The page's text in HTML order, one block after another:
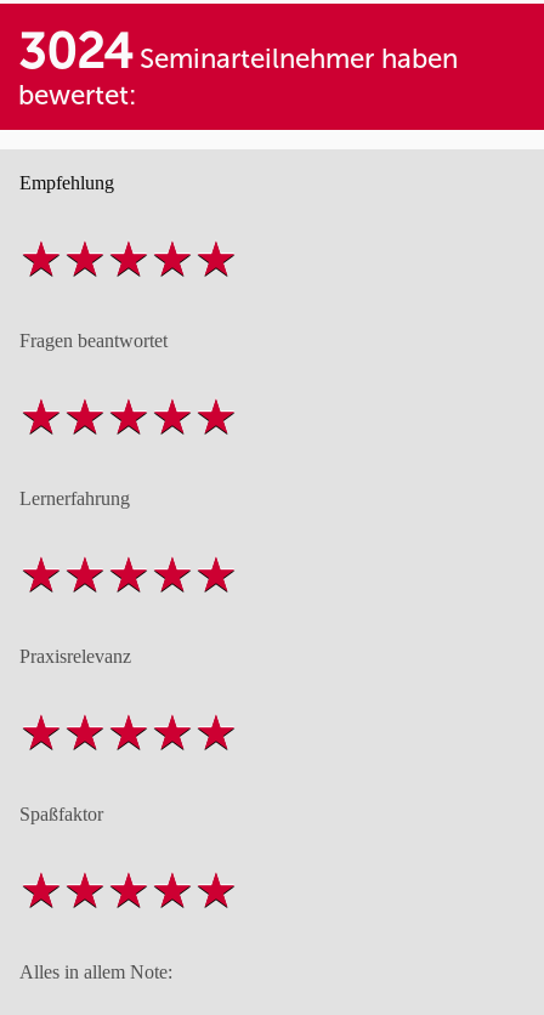
3024Seminarteilnehmer haben
bewertet:
Empfehlung
Fragen beantwortet
Lernerfahrung
Praxisrelevanz
Spaßfaktor
Alles in allem Note: